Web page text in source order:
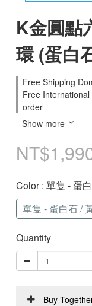
K金圓點
環 (蛋白
Free Shipping
Free
order
Show more
Color: 單隻 - 蛋
單隻 - 蛋白石 /
Quantity
Buy